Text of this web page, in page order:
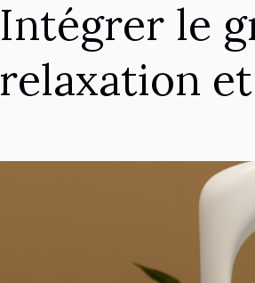
Intégrer le
relaxation